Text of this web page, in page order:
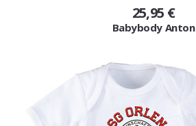
25,95 €
Babybody Anton